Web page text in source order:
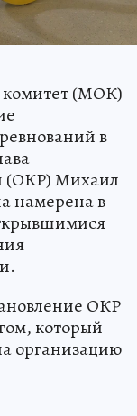
(МОК)
в
(ОКР) Михаил
намерена в
ОКР
который
организацию